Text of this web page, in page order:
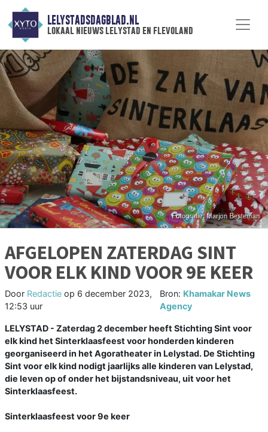
LELYSTADSDAGBLAD.NL
lokaal nieuws lelystad en flevoland
AFGELOPEN ZATERDAG SINT
VOOR ELK KIND VOOR 9E KEER
Door Redactie op 6 december 2023,
12:53 uur
Bron: Khamakar News
Agency
LELYSTAD - Zaterdag 2 december heeft Stichting Sint voor
elk kind het Sinterklaasfeest voor honderden kinderen
georganiseerd in het Agoratheater in Lelystad. De Stichting
Sint voor elk kind nodigt jaarlijks alle kinderen van Lelystad,
die leven op of onder het bijstandsniveau, uit voor het
Sinterklaasfeest.
Sinterklaasfeest voor 9e keer